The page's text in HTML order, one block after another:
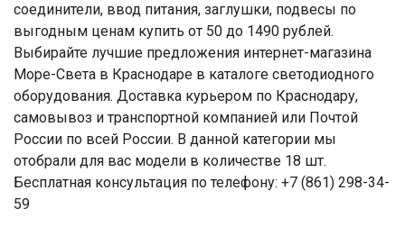
соединители, ввод питания, заглушки, подвесы по
выгодным ценам купить от 50 до 1490 рублей.
Выбирайте лучшие предложения интернет-магазина
Море-Света в Краснодаре в каталоге светодиодного
оборудования. Доставка курьером по Краснодару,
самовывоз и транспортной компанией или Почтой
России по всей России. В данной категории мы
отобрали для вас модели в количестве 18 шт.
Бесплатная консультация по телефону: +7 (861) 298-34-
59